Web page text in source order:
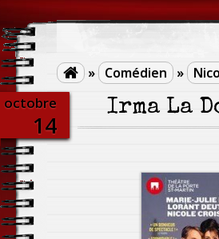
 » Comédien »
octobre
14
Irma La